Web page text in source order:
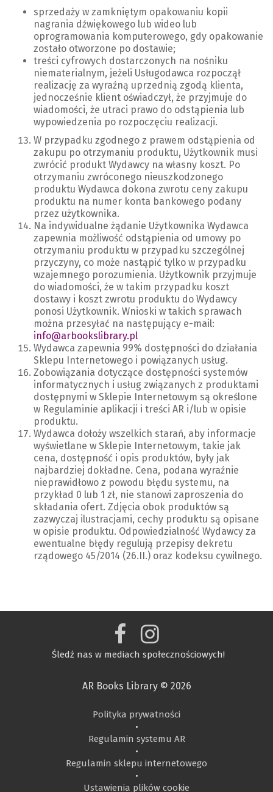
sprzedaży w zamkniętym opakowaniu kopii
nagrania dźwiękowego lub wideo lub
oprogramowania komputerowego, gdy opakowanie
zostało otworzone po dostawie;
treści cyfrowych dostarczonych na nośniku
niematerialnym, jeżeli Usługodawca rozpoczął
realizację za wyraźną uprzednią zgodą klienta,
jednocześnie klient oświadczył, że przyjmuje do
wiadomości, że utraci prawo do odstąpienia lub
wypowiedzenia po rozpoczęciu realizacji.
W przypadku zgodnego z prawem odstąpienia od
zakupu po otrzymaniu produktu, Użytkownik musi
zwrócić produkt Wydawcy na własny koszt. Po
otrzymaniu zwróconego nieuszkodzonego
produktu Wydawca dokona zwrotu ceny zakupu
produktu na numer konta bankowego podany
przez użytkownika.
Na indywidualne żądanie Użytkownika Wydawca
zapewnia możliwość odstąpienia od umowy po
otrzymaniu produktu w przypadku szczególnej
przyczyny, co może nastąpić tylko w przypadku
wzajemnego porozumienia. Użytkownik przyjmuje
do wiadomości, że w takim przypadku koszt
dostawy i koszt zwrotu produktu do Wydawcy
ponosi Użytkownik. Wnioski w takich sprawach
można przesyłać na następujący e-mail:
info@arbookslibrary.pl
Wydawca zapewnia 99% dostępności do działania
Sklepu Internetowego i powiązanych usług.
Zobowiązania dotyczące dostępności systemów
informatycznych i usług związanych z produktami
dostępnymi w Sklepie Internetowym są określone
w Regulaminie aplikacji i treści AR i/lub w opisie
produktu.
Wydawca dołoży wszelkich starań, aby informacje
wyświetlane w Sklepie Internetowym, takie jak
cena, dostępność i opis produktów, były jak
najbardziej dokładne. Cena, podana wyraźnie
nieprawidłowo z powodu błędu systemu, na
przykład 0 lub 1 zł, nie stanowi zaproszenia do
składania ofert. Zdjęcia obok produktów są
zazwyczaj ilustracjami, cechy produktu są opisane
w opisie produktu. Odpowiedzialność Wydawcy za
ewentualne błędy regulują przepisy dekretu
rządowego 45/2014 (26.II.) oraz kodeksu cywilnego.
Śledź nas w mediach społecznościowych!
AR Books Library © 2026
Polityka prywatności
•
Regulamin systemu AR
•
Regulamin sklepu internetowego
•
Ustawienia plików cookie